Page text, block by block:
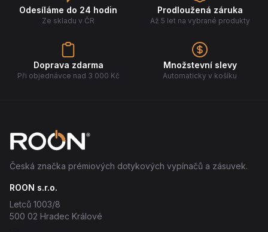
Odesíláme do 24 hodin
Ze skladu v ČR
Prodloužená záruka
Až 5 let na vybrané produkty
Doprava zdarma
Při objednávce nad 3 000 Kč
Množstevní slevy
Automaticky v košíku
Česká značka prémiových dotykových vypínačů a zásuvek.
ROON s.r.o.
Letců 1003/8
500 02 Hradec Králové